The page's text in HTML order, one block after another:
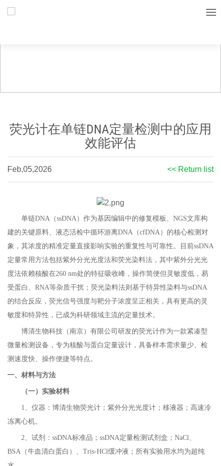
荧光计在单链DNA定量检测中的应用
效能评估
Feb,05,2026 << Return list
单链DNA（ssDNA）作为基因编辑中的修复模板、NGS文库构
建的关键原料、液态活检中循环游离DNA（cfDNA）的核心检测对
象，其浓度的精准定量直接影响实验的重复性与可靠性。目前ssDNA
定量常用方法包括紫外分光光度法和荧光染料法，其中紫外分光光
度法依赖核酸在260 nm处的特征吸收峰，操作简便但灵敏度低，易
受蛋白、RNA等杂质干扰；荧光染料法则基于特异性染料与ssDNA
的结合反应，荧光信号强度与靶分子浓度呈正相关，具有更高的灵
敏度和特异性，已成为科研领域主流的定量技术。
博清生物科技（南京）有限公司研发的荧光计作为一款紧凑型
微量检测设备，专为核酸与蛋白定量设计，具备样本需求量少、检
测速度快、操作便捷等特点。
一、材料与方法
（一）实验材料
1、仪器：博清生物荧光计；紫外分光光度计；移液器；高速冷
冻离心机。
2、试剂：ssDNA标准品；ssDNA定量检测试剂盒；NaCl、
BSA（牛血清白蛋白）、Tris-HCl缓冲液；所有实验用水均为超纯